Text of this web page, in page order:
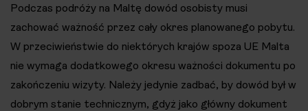
Podczas podróży na Maltę dowód osobisty musi
zachować ważność przez cały okres planowanego pobytu.
W przeciwieństwie do niektórych krajów spoza UE Malta
nie wymaga dodatkowego okresu ważności dokumentu po
zakończeniu wizyty. Należy jedynie zadbać, by dowód był w
dobrym stanie technicznym, gdyż jako główny dokument